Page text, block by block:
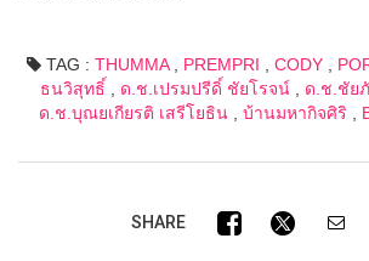
TAG : THUMMA, PREMPRI CODY,
ธนวิสุทธิ์
ด.ช.เปรมปรีดิ์ ชัยโรจน์ ด.ช.ชัย
ด.ช.บุณยเกียรติ เสรีโยธิน
บ้านมหากิจศิริ
SHARE